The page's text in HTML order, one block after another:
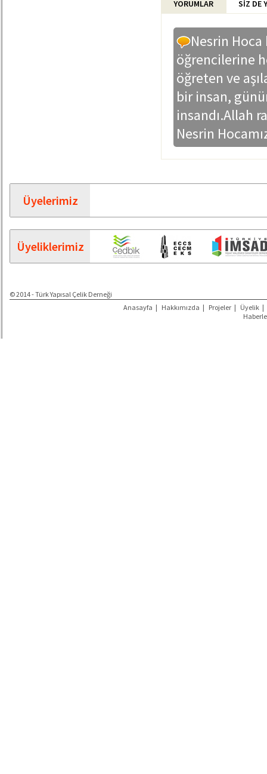
YORUMLAR SİZ DE
Nesrin
öğrencilerine
öğreten ve
bir insan,
insandı.Allah
Nesrin
Üyelerimiz
Üyeliklerimiz
© 2014 - Türk Yapısal Çelik Derneği
Anasayfa | Hakkımızda | Projeler | Üyelik |